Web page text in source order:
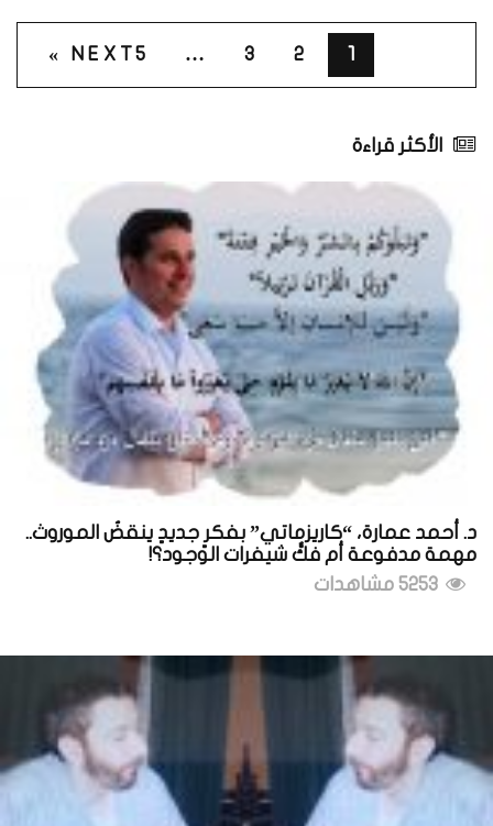
1
2
3
…
5
NEXT »
الأكثر قراءة
د. أحمد عمارة، “كاريزماتي” بفكرٍ جديدٍ ينقضُ الموروث..
مهمة مدفوعة أم فكُّ شيفرات الوجود؟!